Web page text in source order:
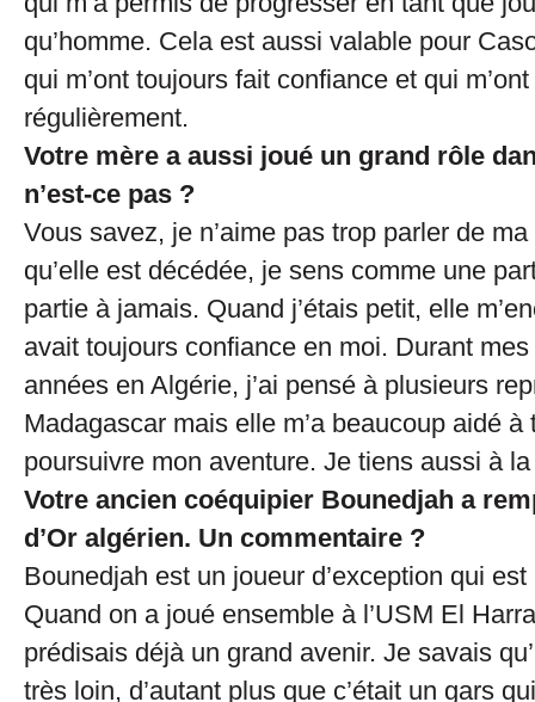
qu’homme. Cela est aussi valable pour
qui m’ont toujours fait confiance et qui
régulièrement.
Votre mère a aussi joué un grand rôle
n’est-ce pas ?
Vous savez, je n’aime pas trop parler de
qu’elle est décédée, je sens comme une
partie à jamais. Quand j’étais petit, elle
avait toujours confiance en moi. Durant
années en Algérie, j’ai pensé à plusieurs
Madagascar mais elle m’a beaucoup aidé
poursuivre mon aventure. Je tiens aussi à
Votre ancien coéquipier Bounedjah a
d’Or algérien. Un commentaire ?
Bounedjah est un joueur d’exception qui
Quand on a joué ensemble à l’USM El
prédisais déjà un grand avenir. Je savais
très loin, d’autant plus que c’était un gars